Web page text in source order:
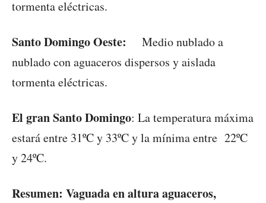
tormenta eléctricas.
Santo Domingo Oeste:
Medio nublado a
nublado con aguaceros dispersos y aislada
tormenta eléctricas.
El gran Santo Domingo: La temperatura máxima
estará entre 31ºC y 33ºC y la mínima entre 22ºC
y 24ºC.
Resumen: Vaguada en altura aguaceros,